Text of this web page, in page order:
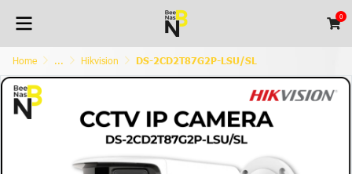
0
Home ... Hikvision DS-2CD2T87G2P-LSU/SL